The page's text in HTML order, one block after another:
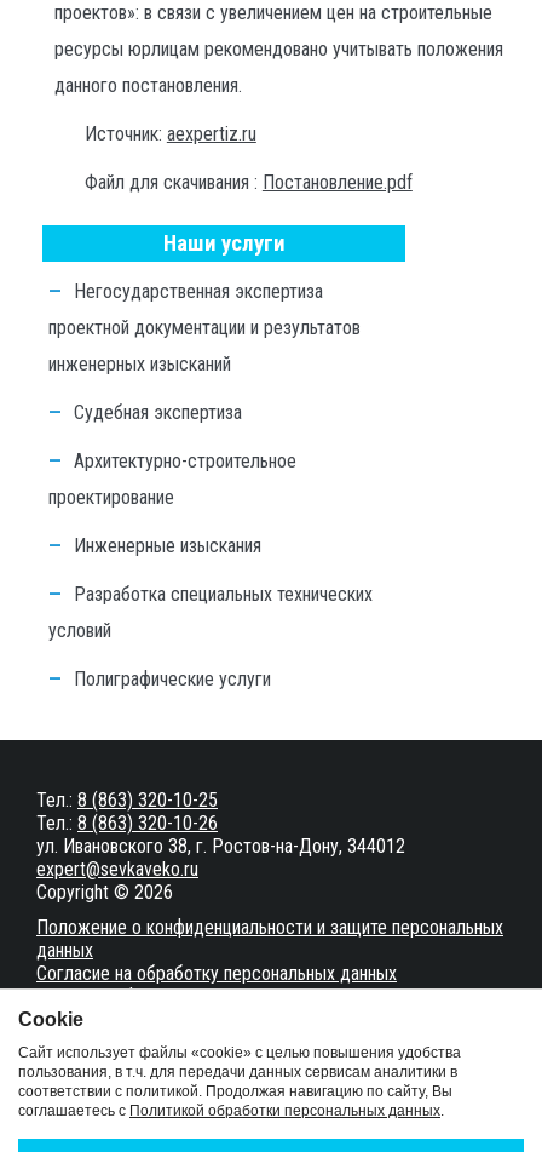
проектов»: в связи с увеличением цен на строительные
ресурсы юрлицам рекомендовано учитывать положения
данного постановления.
Источник: aexpertiz.ru
Файл для скачивания : Постановление.pdf
Наши услуги
Негосударственная экспертиза
проектной документации и результатов
инженерных изысканий
Судебная экспертиза
Архитектурно-строительное
проектирование
Инженерные изыскания
Разработка специальных технических
условий
Полиграфические услуги
Тел.: 8 (863) 320-10-25
Тел.: 8 (863) 320-10-26
ул. Ивановского 38, г. Ростов-на-Дону, 344012
expert@sevkaveko.ru
Copyright © 2026
Положение о конфиденциальности и защите персональных
данных
Согласие на обработку персональных данных
Настройки файлов cookie
Сайт разработан в студииMakeArt
Услуги
Сookie
Сайт использует файлы «cookie» с целью повышения удобства
пользования, в т.ч. для передачи данных сервисам аналитики в
соответствии с политикой. Продолжая навигацию по сайту, Вы
соглашаетесь с Политикой обработки персональных данных.